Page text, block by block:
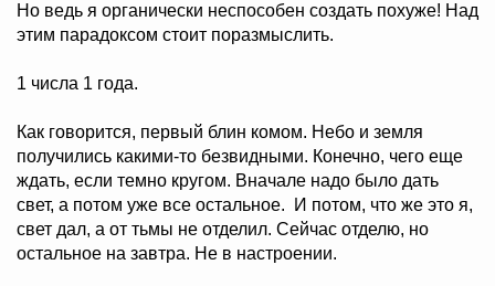
Но ведь я органически неспособен создать похуже! Над
этим парадоксом стоит поразмыслить.
1 числа 1 года.
Как говорится, первый блин комом. Небо и земля
получились какими-то безвидными. Конечно, чего еще
ждать, если темно кругом. Вначале надо было дать
свет, а потом уже все остальное. И потом, что же это я,
свет дал, а от тьмы не отделил. Сейчас отделю, но
остальное на завтра. Не в настроении.